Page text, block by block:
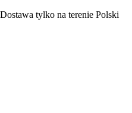
tylko na terenie Polski